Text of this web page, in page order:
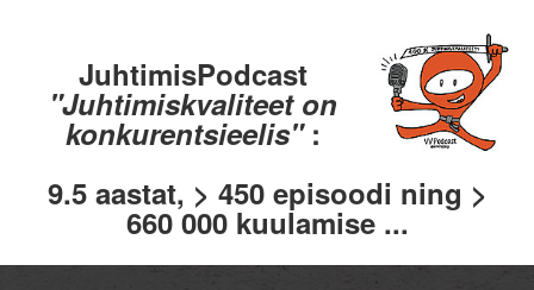
JuhtimisPodcast
"Juhtimiskvaliteet on
konkurentsieelis" :
9.5 aastat, > 450 episoodi ning >
660 000 kuulamise ...